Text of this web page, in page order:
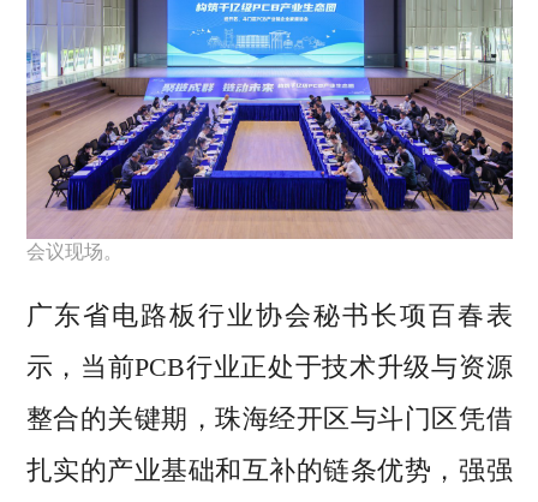
会议现场。
广东省电路板行业协会秘书长项百春表
示，当前PCB行业正处于技术升级与资源
整合的关键期，珠海经开区与斗门区凭借
扎实的产业基础和互补的链条优势，强强